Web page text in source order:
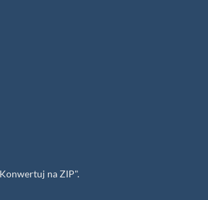
na ZIP".